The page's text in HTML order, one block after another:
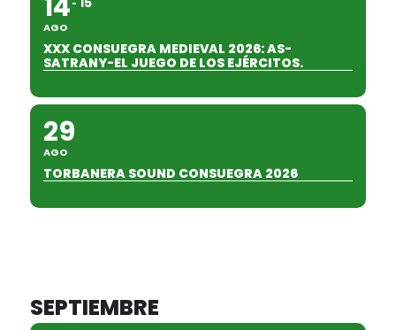
AGO
XXX CONSUEGRA MEDIEVAL 2026: AS-
SATRANY-EL JUEGO DE LOS EJÉRCITOS.
29
AGO
TORBANERA SOUND CONSUEGRA 2026
SEPTIEMBRE